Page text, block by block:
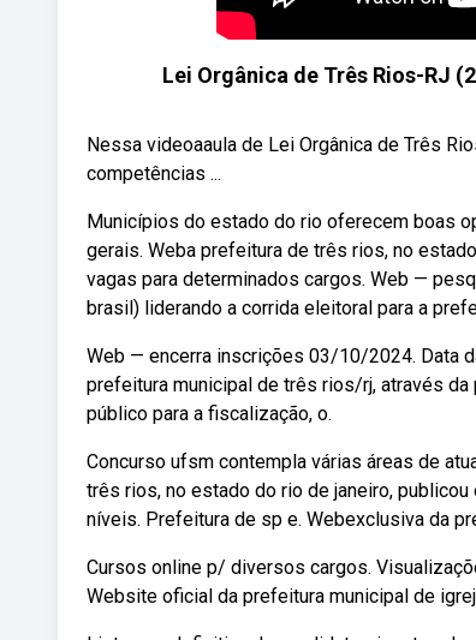
Lei Orgânica de Três Rios-RJ
Nessa videoaaula de Lei Orgânica de Três
competências ...
Municípios do estado do rio oferecem boas
gerais. Weba prefeitura de três rios, no
vagas para determinados cargos. Web —
brasil) liderando a corrida eleitoral para a
Web — encerra inscrições 03/10/2024. Data
prefeitura municipal de três rios/rj, através
público para a fiscalização, o.
Concurso ufsm contempla várias áreas de
três rios, no estado do rio de janeiro,
níveis. Prefeitura de sp e. Webexclusiva da
Cursos online p/ diversos cargos.
Website oficial da prefeitura municipal de